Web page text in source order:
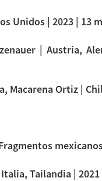
Unidos | 2023 | 13
| Austria,
Macarena Ortiz |
Tailandia |